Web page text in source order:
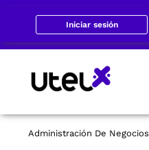
Iniciar sesión
Administración De Negocios